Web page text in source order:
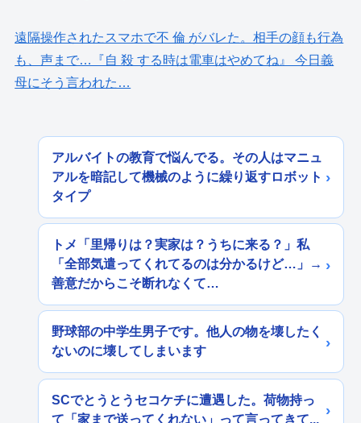
遠隔操作されたスマホで不 倫 がバレた。相手の顔も行為
も、声まで…『自 殺 する時は電車はやめてね』 今日義
母にそう言われた…
アルバイトの教育で悩んでる。その人はマニュ
アルを暗記して機械のように繰り返すロボット
タイプ
トメ「里帰りは？実家は？うちに来る？」私
「全部気遣ってくれてるのは分かるけど…」→
善意だからこそ断れなくて…
野球部の中学生男子です。他人の物を壊したく
ないのに壊してしまいます
SCでとうとうセコケチに遭遇した。荷物持っ
て「家まで送ってくれない」って言ってきて...